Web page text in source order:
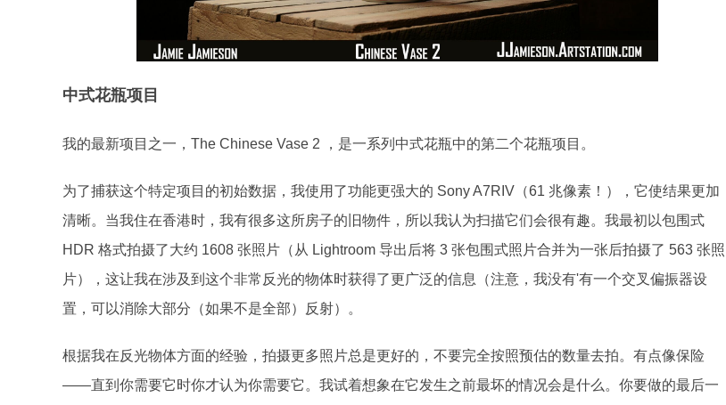
中式花瓶项目
我的最新项目之一，The Chinese Vase 2 ，是一系列中式花瓶中的第二个花瓶项目。
为了捕获这个特定项目的初始数据，我使用了功能更强大的 Sony A7RIV（61 兆像素！），它使结果更加
清晰。当我住在香港时，我有很多这所房子的旧物件，所以我认为扫描它们会很有趣。我最初以包围式
HDR 格式拍摄了大约 1608 张照片（从 Lightroom 导出后将 3 张包围式照片合并为一张后拍摄了 563 张照
片），这让我在涉及到这个非常反光的物体时获得了更广泛的信息（注意，我没有'有一个交叉偏振器设
置，可以消除大部分（如果不是全部）反射）。
根据我在反光物体方面的经验，拍摄更多照片总是更好的，不要完全按照预估的数量去拍。有点像保险
——直到你需要它时你才认为你需要它。我试着想象在它发生之前最坏的情况会是什么。你要做的最后一